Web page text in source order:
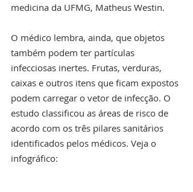
medicina da UFMG, Matheus Westin.
O médico lembra, ainda, que objetos
também podem ter partículas
infecciosas inertes. Frutas, verduras,
caixas e outros itens que ficam expostos
podem carregar o vetor de infecção. O
estudo classificou as áreas de risco de
acordo com os três pilares sanitários
identificados pelos médicos. Veja o
infográfico: